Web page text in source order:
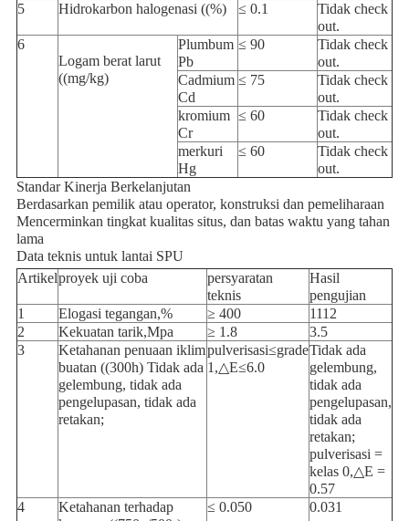
5
Hidrokarbon halogenasi ((%) ≤ 0.1
Tidak check
out.
6
Logam berat larut
((mg/kg)
Plumbum
Pb
≤ 90
Tidak check
out.
Cadmium
Cd
≤ 75
Tidak check
out.
kromium
Cr
≤ 60
Tidak check
out.
merkuri
Hg
≤ 60
Tidak check
out.
Standar Kinerja Berkelanjutan
Berdasarkan pemilik atau operator, konstruksi dan pemeliharaan
Mencerminkan tingkat kualitas situs, dan batas waktu yang tahan
lama
Data teknis untuk lantai SPU
Artikelproyek uji coba
persyaratan
teknis
Hasil
pengujian
1
Elogasi tegangan,% ≥ 400
1112
2
Kekuatan tarik,Mpa ≥ 1.8
3.5
3
Ketahanan penuaan iklim
buatan ((300h) Tidak ada
gelembung, tidak ada
pengelupasan, tidak ada
retakan;
pulverisasi≤grade
1,△E≤6.0
Tidak ada
gelembung,
tidak ada
pengelupasan,
tidak ada
retakan;
pulverisasi =
kelas 0,△E =
0.57
4
Ketahanan terhadap
≤ 0.050 0.031